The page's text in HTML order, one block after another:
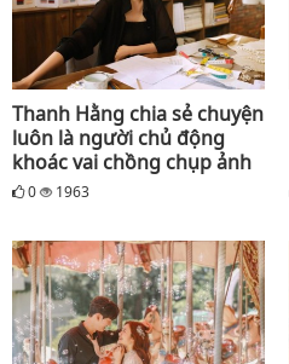
Thanh Hằng chia sẻ chuyện
luôn là người chủ động
khoác vai chồng chụp ảnh
0 1963